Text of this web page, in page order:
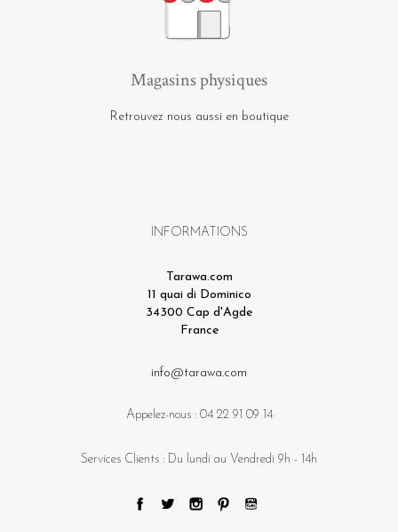
Magasins physiques
Retrouvez nous aussi en boutique
INFORMATIONS
Tarawa.com
11 quai di Dominico
34300 Cap d'Agde
France
info@tarawa.com
Appelez-nous : 04 22 91 09 14
Services Clients : Du lundi au Vendredi 9h - 14h